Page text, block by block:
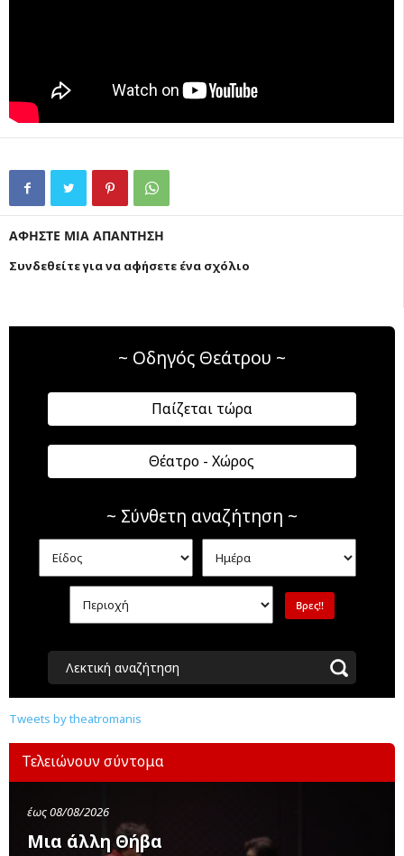
ΑΦΗΣΤΕ ΜΙΑ ΑΠΑΝΤΗΣΗ
Συνδεθείτε για να αφήσετε ένα σχόλιο
~ Οδηγός Θεάτρου ~
Παίζεται τώρα
Θέατρο - Χώρος
~ Σύνθετη αναζήτηση ~
Λεκτική αναζήτηση
Tweets by theatromanis
Τελειώνουν σύντομα
έως 08/08/2026
Μια άλλη Θήβα